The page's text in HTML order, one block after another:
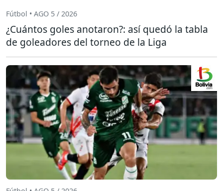
Fútbol • AGO 5 / 2026
¿Cuántos goles anotaron?: así quedó la tabla
de goleadores del torneo de la Liga